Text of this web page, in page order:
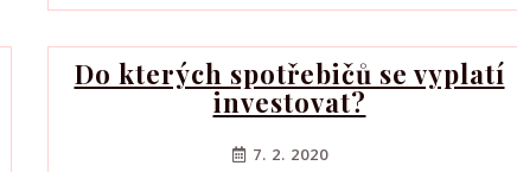
Do kterých spotřebičů se vyplatí
investovat?
7. 2. 2020